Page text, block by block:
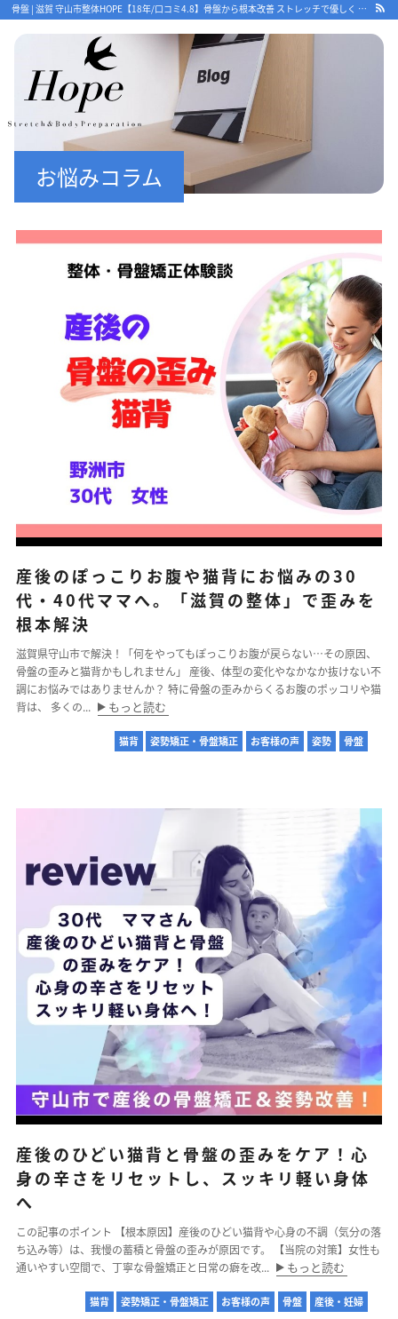
骨盤 | 滋賀 守山市整体HOPE【18年/口コミ4.8】骨盤から根本改善 ストレッチで優しく 守山で人気・おすすめ整体院
お悩みコラム
産後のぽっこりお腹や猫背にお悩みの30
代・40代ママへ。「滋賀の整体」で歪みを
根本解決
滋賀県守山市で解決！「何をやってもぽっこりお腹が戻らない…その原因、
骨盤の歪みと猫背かもしれません」 産後、体型の変化やなかなか抜けない不
調にお悩みではありませんか？ 特に骨盤の歪みからくるお腹のポッコリや猫
背は、 多くの...
もっと読む
猫背 姿勢矯正・骨盤矯正 お客様の声 姿勢 骨盤
産後のひどい猫背と骨盤の歪みをケア！心
身の辛さをリセットし、スッキリ軽い身体
へ
この記事のポイント 【根本原因】産後のひどい猫背や心身の不調（気分の落
ち込み等）は、我慢の蓄積と骨盤の歪みが原因です。 【当院の対策】女性も
通いやすい空間で、丁寧な骨盤矯正と日常の癖を改...
もっと読む
猫背 姿勢矯正・骨盤矯正 お客様の声 骨盤 産後・妊婦
最新情報
ストレッチ整体コラム
初めての方へ
整体HOPEのこだわり
LINE予約の流れ
オンライン問診
体幹トレーニング
骨盤矯正・姿勢矯正
産後の骨盤矯正
美容整体
アスリートスリープコーチ
こどもの整体
オンライン整体
タイ古式マッサージ
姿勢矯正・骨盤矯正